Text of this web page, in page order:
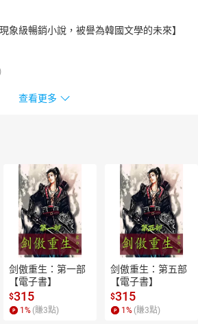
象級暢銷小說，被譽為韓國文學的未來】
查看更多
剑傲重生：第一部
【電子書】
$315
1 % (賺3點)
剑傲重生：第五部
【電子書】
$315
1 % (賺3點)